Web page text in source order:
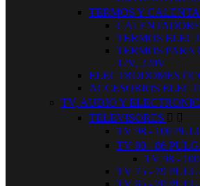
TERMOS Y
TERMOS
TERMOS PARA
12V, 220V
ACCESORIOS
TV, AUDIO Y
TELEVISORES  
TV 98 - 100
TV 80 - 86
TV 98 -
TV 75 - 79
TV 65 - 70